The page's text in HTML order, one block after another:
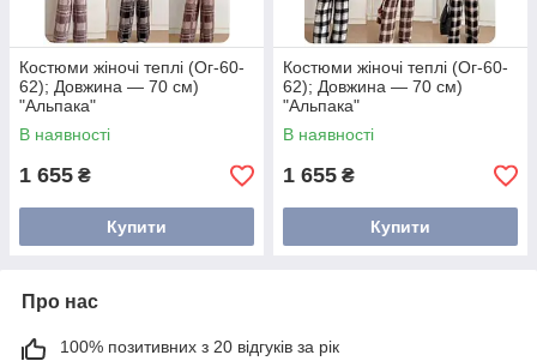
Костюми жіночі теплі (Ог-60-
62); Довжина — 70 см)
"Альпака"
В наявності
1 655 ₴
Купити
Костюми жіночі теплі (Ог-60-
62); Довжина — 70 см)
"Альпака"
В наявності
1 655 ₴
Купити
Про нас
100% позитивних з 20 відгуків за рік